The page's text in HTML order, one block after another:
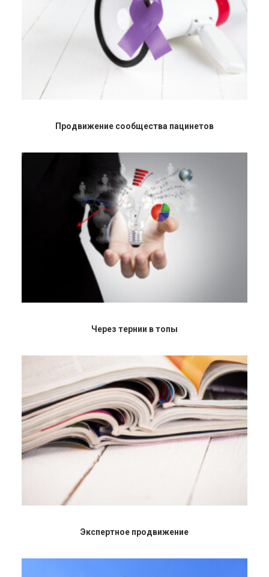
Продвижение сообщества пацинетов
Через тернии в топы
Экспертное продвижение